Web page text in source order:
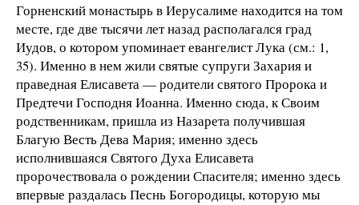
Горненский монастырь в Иерусалиме находится на том
месте, где две тысячи лет назад располагался град
Иудов, о котором упоминает евангелист Лука (см.: 1,
35). Именно в нем жили святые супруги Захария и
праведная Елисавета — родители святого Пророка и
Предтечи Господня Иоанна. Именно сюда, к Своим
родственникам, пришла из Назарета получившая
Благую Весть Дева Мария; именно здесь
исполнившаяся Святого Духа Елисавета
пророчествовала о рождении Спасителя; именно здесь
впервые раздалась Песнь Богородицы, которую мы